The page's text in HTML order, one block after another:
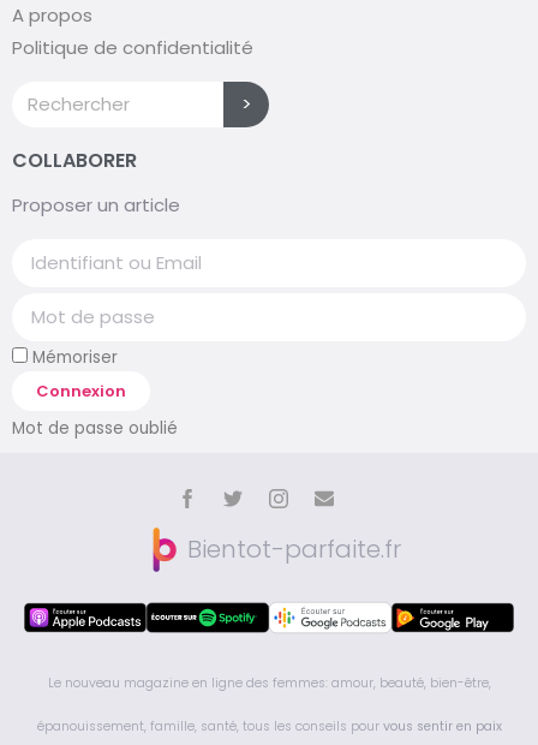
A propos
Politique de confidentialité
>
COLLABORER
Proposer un article
Mémoriser
Connexion
Mot de passe oublié
Bientot-parfaite.fr
Le nouveau magazine en ligne des femmes: amour, beauté, bien-être,
épanouissement, famille, santé, tous les conseils pour vous sentir en paix